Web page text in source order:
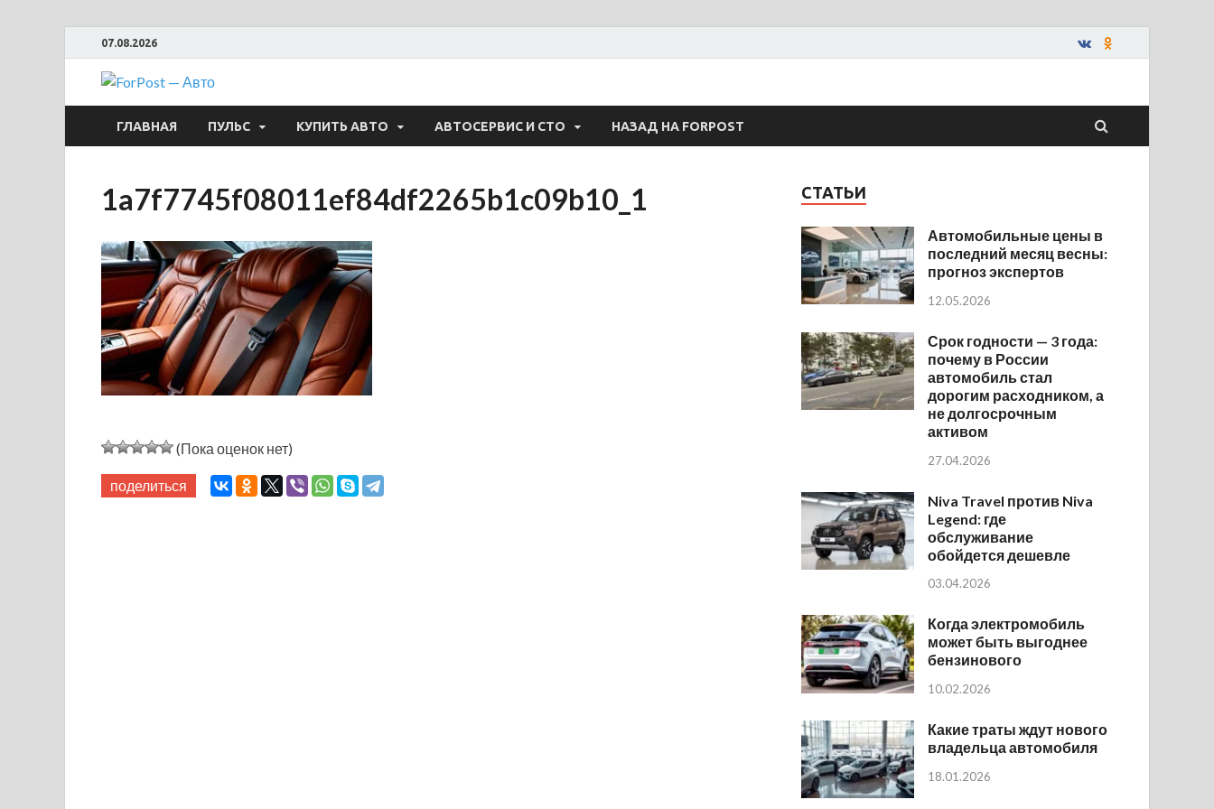
07.08.2026
ForPost — Авто
ГЛАВНАЯ ПУЛЬС КУПИТЬ АВТО АВТОСЕРВИС И СТО НАЗАД НА FORPOST
1a7f7745f08011ef84df2265b1c09b10_1
(Пока оценок нет)
поделиться
СТАТЬИ
Автомобильные цены в
последний месяц весны:
прогноз экспертов
12.05.2026
Срок годности — 3 года:
почему в России
автомобиль стал
дорогим расходником, а
не долгосрочным
активом
27.04.2026
Niva Travel против Niva
Legend: где
обслуживание
обойдется дешевле
03.04.2026
Когда электромобиль
может быть выгоднее
бензинового
10.02.2026
Какие траты ждут нового
владельца автомобиля
18.01.2026